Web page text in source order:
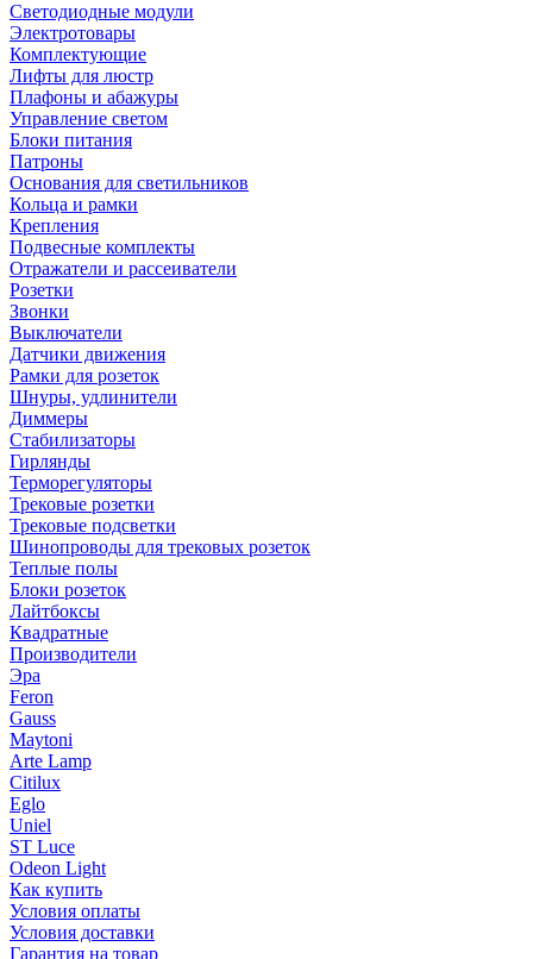
Светодиодные модули
Электротовары
Комплектующие
Лифты для люстр
Плафоны и абажуры
Управление светом
Блоки питания
Патроны
Основания для светильников
Кольца и рамки
Крепления
Подвесные комплекты
Отражатели и рассеиватели
Розетки
Звонки
Выключатели
Датчики движения
Рамки для розеток
Шнуры, удлинители
Диммеры
Стабилизаторы
Гирлянды
Терморегуляторы
Трековые розетки
Трековые подсветки
Шинопроводы для трековых розеток
Теплые полы
Блоки розеток
Лайтбоксы
Квадратные
Производители
Эра
Feron
Gauss
Maytoni
Arte Lamp
Citilux
Eglo
Uniel
ST Luce
Odeon Light
Как купить
Условия оплаты
Условия доставки
Гарантия на товар